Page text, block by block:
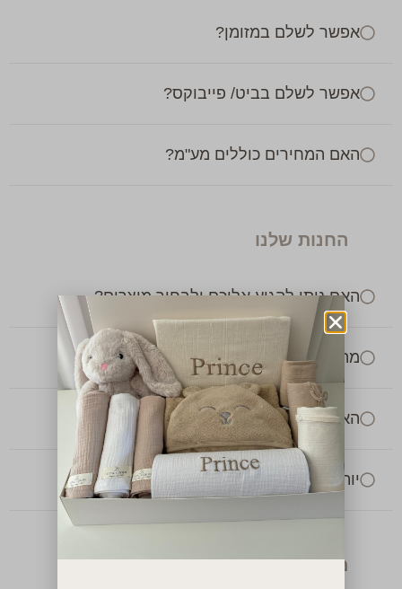
אפשר לשלם במזומן?
אפשר לשלם בביט/ פייבוקס?
האם המחירים כוללים מע"מ?
החנות שלנו
האם ניתן להגיע אליכם ולבחור מוצרים?
מה שעות הפעילות שלכם?
האם ניתן להרכיב מארז בהתאמה אישית?
יותר משתלם להזמין מארז מוכן?
משלוחים והחזרות